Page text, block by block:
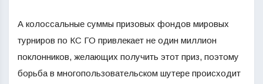
А колоссальные суммы призовых фондов мировых
турниров по КС ГО привлекает не один миллион
поклонников, желающих получить этот приз, поэтому
борьба в многопользовательском шутере происходит